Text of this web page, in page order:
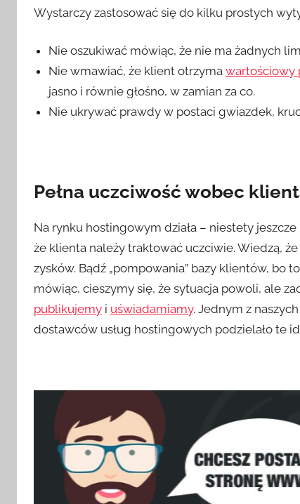
Wystarczy zastosować się do kilku prostych
Nie oszukiwać mówiąc, że nie ma żadnych
Nie wmawiać, że klient otrzymawartościowy
jasno i równie głośno, w zamian za co.
Nie ukrywać prawdy w postaci gwiazdek,
Pełna uczciwość wobec
Na rynku hostingowym działa – niestety
że klienta należy traktować uczciwie. Wiedzą,
zysków. Bądź „pompowania” bazy klientów, bo
mówiąc, cieszymy się, że sytuacja powoli, ale
publikujemy i uświadamiamy. Jednym z
dostawców usług hostingowych podzielało te